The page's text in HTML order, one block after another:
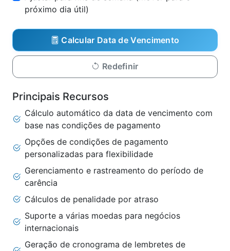
próximo dia útil)
Calcular Data de Vencimento
Redefinir
Principais Recursos
Cálculo automático da data de vencimento com
base nas condições de pagamento
Opções de condições de pagamento
personalizadas para flexibilidade
Gerenciamento e rastreamento do período de
carência
Cálculos de penalidade por atraso
Suporte a várias moedas para negócios
internacionais
Geração de cronograma de lembretes de